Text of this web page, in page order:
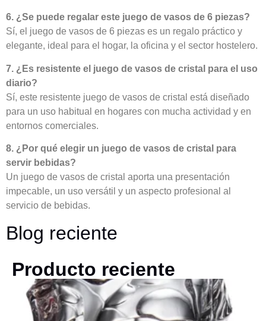
6. ¿Se puede regalar este juego de vasos de 6 piezas?
Sí, el juego de vasos de 6 piezas es un regalo práctico y
elegante, ideal para el hogar, la oficina y el sector hostelero.
7. ¿Es resistente el juego de vasos de cristal para el uso
diario?
Sí, este resistente juego de vasos de cristal está diseñado
para un uso habitual en hogares con mucha actividad y en
entornos comerciales.
8. ¿Por qué elegir un juego de vasos de cristal para
servir bebidas?
Un juego de vasos de cristal aporta una presentación
impecable, un uso versátil y un aspecto profesional al
servicio de bebidas.
Blog reciente
Producto reciente